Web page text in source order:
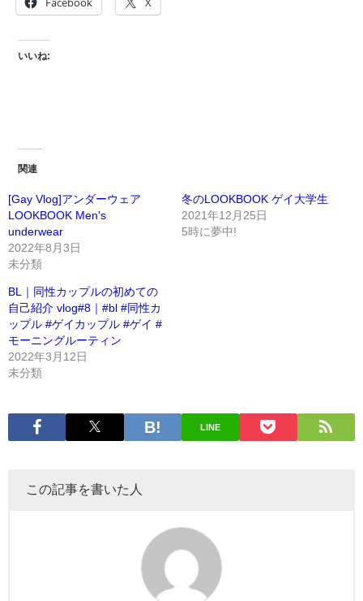
いいね:
関連
[Gay Vlog]アンダーウェア
LOOKBOOK Men's
underwear
2022年8月3日
未分類
冬のLOOKBOOK ゲイ大学生
2021年12月25日
5時に夢中!
BL｜同性カップルの初めての
自己紹介 vlog#8｜#bl #同性カ
ップル #ゲイカップル #ゲイ #
モーニングルーティン
2022年3月12日
未分類
LINE
この記事を書いた人